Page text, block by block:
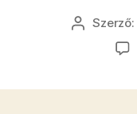
Bejegyzés
szerzője
Szerző: